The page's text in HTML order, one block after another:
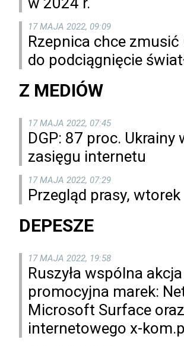
17 MAJA 2022, 09:09
Rzepnica chce zmusić
do podciągnięcie
Z MEDIÓW
17 MAJA 2022, 07:45
DGP: 87 proc. Ukrainy
zasięgu internetu
17 MAJA 2022, 07:29
Przegląd prasy, wtorek
DEPESZE
17 MAJA 2022, 19:58
Ruszyła wspólna akcja
promocyjna marek:
Microsoft Surface
internetowego x-